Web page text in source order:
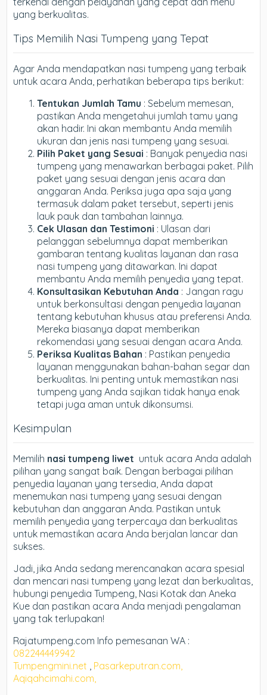
yang berkualitas.
Tips Memilih Nasi Tumpeng yang Tepat
Agar Anda mendapatkan nasi tumpeng yang terbaik
untuk acara Anda, perhatikan beberapa tips berikut:
Tentukan Jumlah Tamu : Sebelum memesan,
pastikan Anda mengetahui jumlah tamu yang
akan hadir. Ini akan membantu Anda memilih
ukuran dan jenis nasi tumpeng yang sesuai.
Pilih Paket yang Sesuai : Banyak penyedia nasi
tumpeng yang menawarkan berbagai paket. Pilih
paket yang sesuai dengan jenis acara dan
anggaran Anda. Periksa juga apa saja yang
termasuk dalam paket tersebut, seperti jenis
lauk pauk dan tambahan lainnya.
Cek Ulasan dan Testimoni : Ulasan dari
pelanggan sebelumnya dapat memberikan
gambaran tentang kualitas layanan dan rasa
nasi tumpeng yang ditawarkan. Ini dapat
membantu Anda memilih penyedia yang tepat.
Konsultasikan Kebutuhan Anda : Jangan ragu
untuk berkonsultasi dengan penyedia layanan
tentang kebutuhan khusus atau preferensi Anda.
Mereka biasanya dapat memberikan
rekomendasi yang sesuai dengan acara Anda.
Periksa Kualitas Bahan : Pastikan penyedia
layanan menggunakan bahan-bahan segar dan
berkualitas. Ini penting untuk memastikan nasi
tumpeng yang Anda sajikan tidak hanya enak
tetapi juga aman untuk dikonsumsi.
Kesimpulan
Memilih nasi tumpeng liwet untuk acara Anda adalah
pilihan yang sangat baik. Dengan berbagai pilihan
penyedia layanan yang tersedia, Anda dapat
menemukan nasi tumpeng yang sesuai dengan
kebutuhan dan anggaran Anda. Pastikan untuk
memilih penyedia yang terpercaya dan berkualitas
untuk memastikan acara Anda berjalan lancar dan
sukses.
Jadi, jika Anda sedang merencanakan acara spesial
dan mencari nasi tumpeng yang lezat dan berkualitas,
hubungi penyedia Tumpeng, Nasi Kotak dan Aneka
Kue dan pastikan acara Anda menjadi pengalaman
yang tak terlupakan!
Rajatumpeng.com Info pemesanan WA :
082244449942
Tumpengmini.net
Pasarkeputran.com,
Aqiqahcimahi.com,